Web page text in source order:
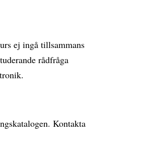
ej ingå tillsammans
rådfråga
Kontakta